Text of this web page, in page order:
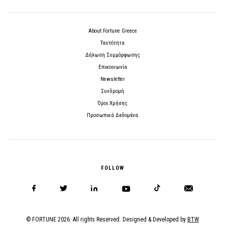
About Fortune Greece
Ταυτότητα
Δήλωση Συμμόρφωσης
Επικοινωνία
Newsletter
Συνδρομή
Όροι Χρήσης
Προσωπικά Δεδομένα
FOLLOW
© FORTUNE 2026. All rights Reserved. Designed & Developed by BTW